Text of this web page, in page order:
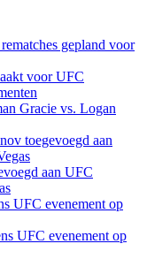
gepland voor
voor UFC
Gracie vs. Logan
toegevoegd aan
aan UFC
UFC evenement op
UFC evenement op